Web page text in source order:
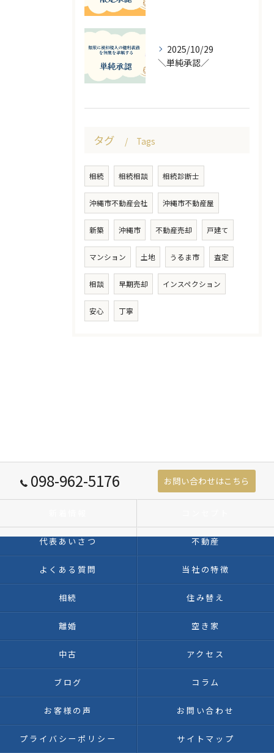
2025/10/29
＼単純承認／
タグ Tags
相続 相続相談 相続診断士
沖縄市不動産会社 沖縄市不動産屋
新築 沖縄市 不動産売却 戸建て
マンション 土地 うるま市 査定
相談 早期売却 インスペクション
安心 丁寧
098-962-5176 お問い合わせはこちら
代表あいさつ 不動産
よくある質問 当社の特徴
相続 住み替え
離婚 空き家
中古 アクセス
ブログ コラム
お客様の声 お問い合わせ
プライバシーポリシー サイトマップ